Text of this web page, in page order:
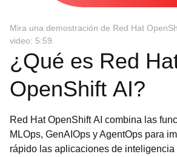
Mira una demostración de Red Hat
video: 5:59.
¿Qué es Red
OpenShift AI?
Red Hat OpenShift AI combina las
MLOps, GenAIOps y AgentOps para
rápido las aplicaciones de inteligencia